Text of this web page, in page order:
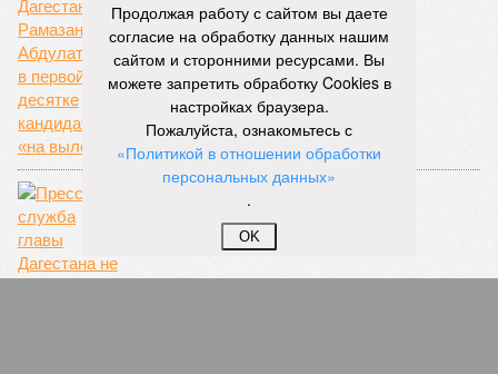
Опять «двойка»
Продолжая работу с сайтом вы даете
согласие на обработку данных нашим
сайтом и сторонними ресурсами. Вы
можете запретить обработку Cookies в
настройках браузера.
Пожалуйста, ознакомьтесь с
«Политикой в отношении обработки
персональных данных»
.
OK